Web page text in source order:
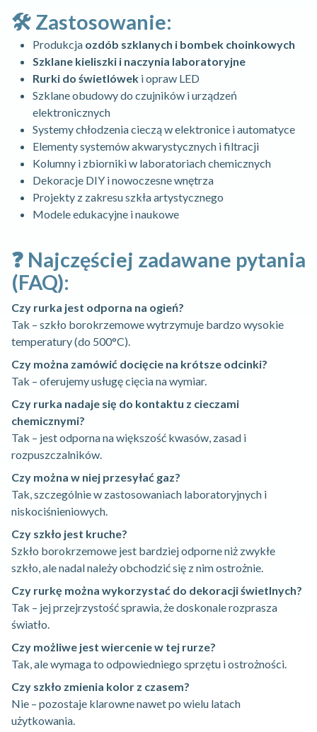
🛠️ Zastosowanie:
Produkcja ozdób szklanych i bombek choinkowych
Szklane kieliszki i naczynia laboratoryjne
Rurki do świetlówek i opraw LED
Szklane obudowy do czujników i urządzeń
elektronicznych
Systemy chłodzenia cieczą w elektronice i automatyce
Elementy systemów akwarystycznych i filtracji
Kolumny i zbiorniki w laboratoriach chemicznych
Dekoracje DIY i nowoczesne wnętrza
Projekty z zakresu szkła artystycznego
Modele edukacyjne i naukowe
❓ Najczęściej zadawane pytania
(FAQ):
Czy rurka jest odporna na ogień?
Tak – szkło borokrzemowe wytrzymuje bardzo wysokie
temperatury (do 500°C).
Czy można zamówić docięcie na krótsze odcinki?
Tak – oferujemy usługę cięcia na wymiar.
Czy rurka nadaje się do kontaktu z cieczami
chemicznymi?
Tak – jest odporna na większość kwasów, zasad i
rozpuszczalników.
Czy można w niej przesyłać gaz?
Tak, szczególnie w zastosowaniach laboratoryjnych i
niskociśnieniowych.
Czy szkło jest kruche?
Szkło borokrzemowe jest bardziej odporne niż zwykłe
szkło, ale nadal należy obchodzić się z nim ostrożnie.
Czy rurkę można wykorzystać do dekoracji świetlnych?
Tak – jej przejrzystość sprawia, że doskonale rozprasza
światło.
Czy możliwe jest wiercenie w tej rurze?
Tak, ale wymaga to odpowiedniego sprzętu i ostrożności.
Czy szkło zmienia kolor z czasem?
Nie – pozostaje klarowne nawet po wielu latach
użytkowania.